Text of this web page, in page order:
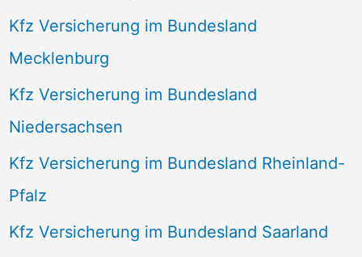
Kfz Versicherung im Bundesland
Mecklenburg
Kfz Versicherung im Bundesland
Niedersachsen
Kfz Versicherung im Bundesland Rheinland-
Pfalz
Kfz Versicherung im Bundesland Saarland